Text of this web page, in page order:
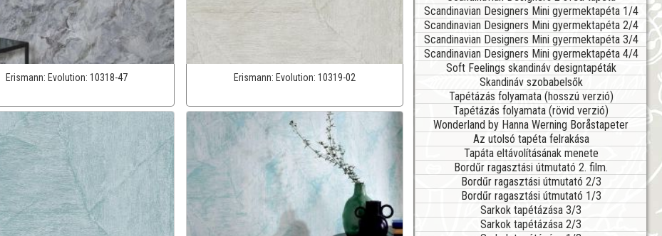
Erismann: Evolution: 10318-47 Erismann: Evolution:10319-02
Scandinavian Designers Mini gyermektapéta 1/4
Scandinavian Designers Mini gyermektapéta 2/4
Scandinavian Designers Mini gyermektapéta 3/4
Scandinavian Designers Mini gyermektapéta 4/4
Soft Feelings skandináv designtapéták
Skandináv szobabelsők
Tapétázás folyamata (hosszú verzió)
Tapétázás folyamata (rövid verzió)
Wonderland by Hanna Werning Boråstapeter
Az utolsó tapéta felrakása
Tapáta eltávolításának menete
Bordűr ragasztási útmutató 2. film.
Bordűr ragasztási útmutató 2/3
Bordűr ragasztási útmutató 1/3
Sarkok tapétázása 3/3
Sarkok tapétázása 2/3